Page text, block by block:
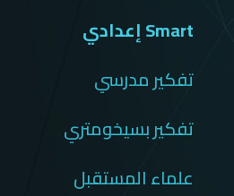
Smart إعدادي
تفكير مدرسي
تفكير بسيخومتري
علماء المستقبل